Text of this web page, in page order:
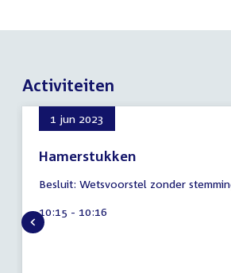
Activiteiten
1 jun 2023
Hamerstukken
augustus
Besluit: Wetsvoorstel zonder
Tijd
activiteit:
10:15 - 10:16